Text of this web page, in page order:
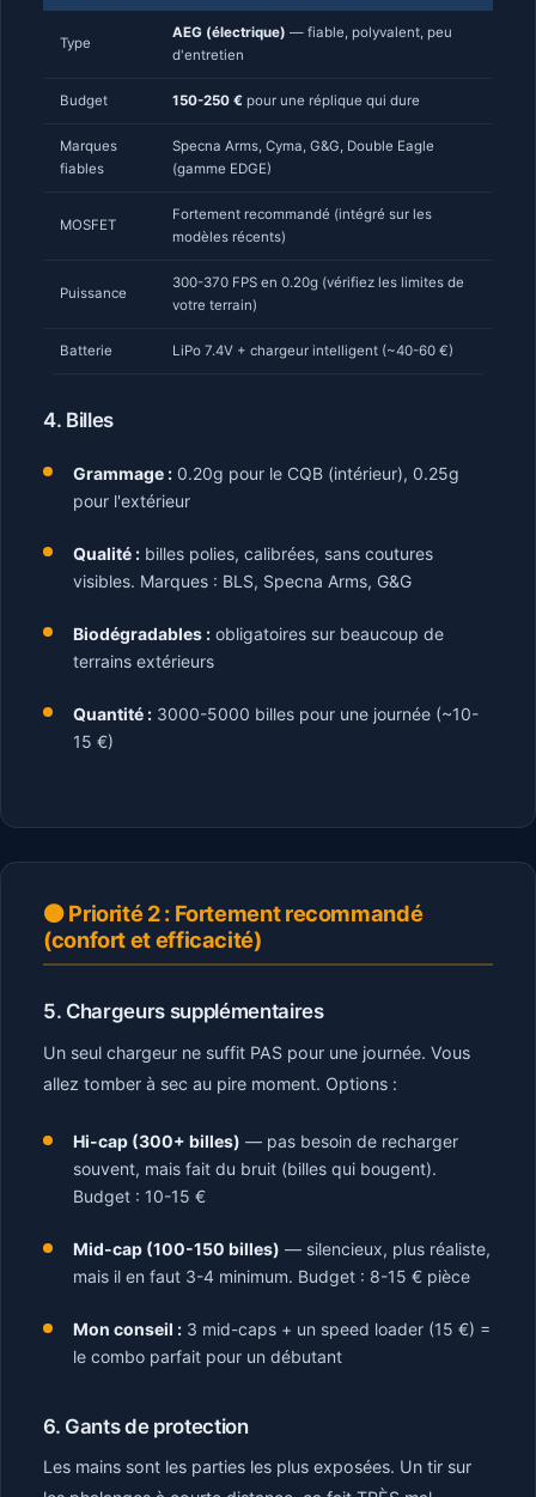
Type
AEG (électrique) — fiable, polyvalent, peu
d'entretien
Budget 150-250 € pour une réplique qui dure
Marques
fiables
Specna Arms, Cyma, G&G, Double Eagle
(gamme EDGE)
MOSFET
Fortement recommandé (intégré sur les
modèles récents)
Puissance
300-370 FPS en 0.20g (vérifiez les limites de
votre terrain)
Batterie LiPo 7.4V + chargeur intelligent (~40-60 €)
4. Billes
Grammage : 0.20g pour le CQB (intérieur), 0.25g
pour l'extérieur
Qualité : billes polies, calibrées, sans coutures
visibles. Marques : BLS, Specna Arms, G&G
Biodégradables : obligatoires sur beaucoup de
terrains extérieurs
Quantité : 3000-5000 billes pour une journée (~10-
15 €)
🟠 Priorité 2 : Fortement recommandé
(confort et efficacité)
5. Chargeurs supplémentaires
Un seul chargeur ne suffit PAS pour une journée. Vous
allez tomber à sec au pire moment. Options :
Hi-cap (300+ billes) — pas besoin de recharger
souvent, mais fait du bruit (billes qui bougent).
Budget : 10-15 €
Mid-cap (100-150 billes) — silencieux, plus réaliste,
mais il en faut 3-4 minimum. Budget : 8-15 € pièce
Mon conseil : 3 mid-caps + un speed loader (15 €) =
le combo parfait pour un débutant
6. Gants de protection
Les mains sont les parties les plus exposées. Un tir sur